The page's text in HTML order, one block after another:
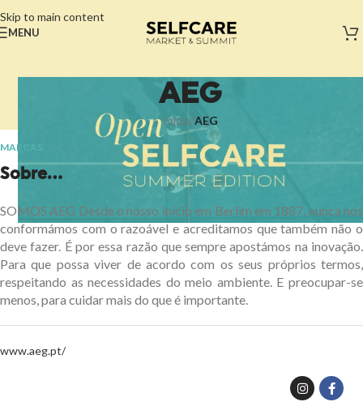
Skip to main content
MENU
AEG
Início/AEG
MARCAS
Sobre...
SOMOS AEG Desde o nosso início em Berlim em 1887, nunca nos
conformámos com o razoável e acreditamos que também não o
deve fazer. É por essa razão que sempre apostámos na inovação.
Para que possa viver de acordo com os seus próprios termos,
respeitando as necessidades do meio ambiente. E preocupar-se
menos, para cuidar mais do que é importante.
www.aeg.pt/